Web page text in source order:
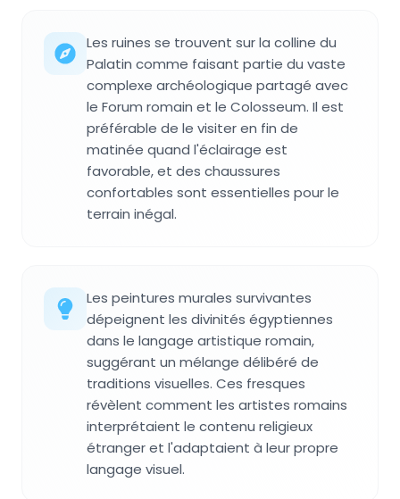
Les ruines se trouvent sur la colline du
Palatin comme faisant partie du vaste
complexe archéologique partagé avec
le Forum romain et le Colosseum. Il est
préférable de le visiter en fin de
matinée quand l'éclairage est
favorable, et des chaussures
confortables sont essentielles pour le
terrain inégal.
Les peintures murales survivantes
dépeignent les divinités égyptiennes
dans le langage artistique romain,
suggérant un mélange délibéré de
traditions visuelles. Ces fresques
révèlent comment les artistes romains
interprétaient le contenu religieux
étranger et l'adaptaient à leur propre
langage visuel.